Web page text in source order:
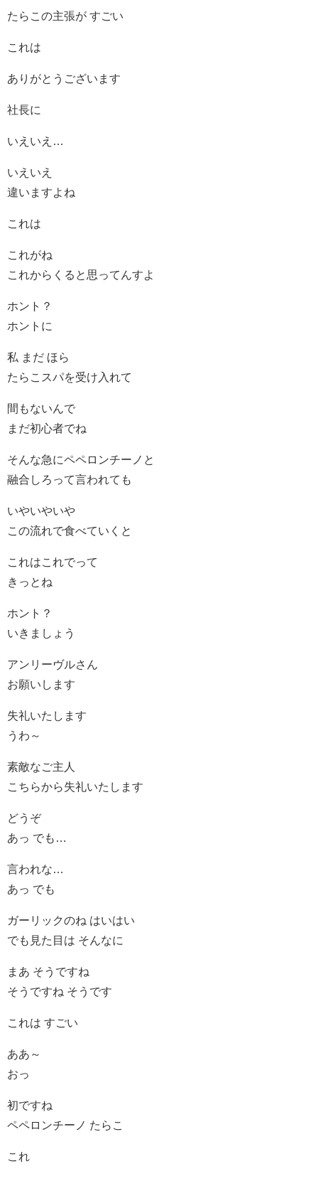
たらこの主張が すごい
これは
ありがとうございます
社長に
いえいえ…
いえいえ
違いますよね
これは
これがね
これからくると思ってんすよ
ホント？
ホントに
私 まだ ほら
たらこスパを受け入れて
間もないんで
まだ初心者でね
そんな急にペペロンチーノと
融合しろって言われても
いやいやいや
この流れで食べていくと
これはこれでって
きっとね
ホント？
いきましょう
アンリーヴルさん
お願いします
失礼いたします
うわ～
素敵なご主人
こちらから失礼いたします
どうぞ
あっ でも…
言われな…
あっ でも
ガーリックのね はいはい
でも見た目は そんなに
まあ そうですね
そうですね そうです
これは すごい
ああ～
おっ
初ですね
ペペロンチーノ たらこ
これ